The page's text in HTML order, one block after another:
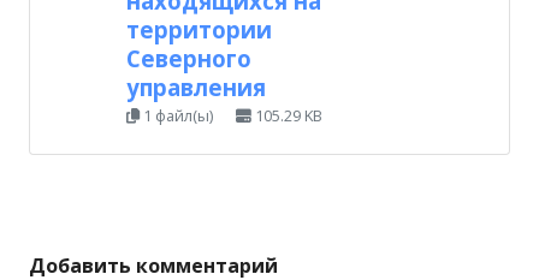
территории
Северного
управления
1 файл(ы) 105.29 KB
Добавить комментарий